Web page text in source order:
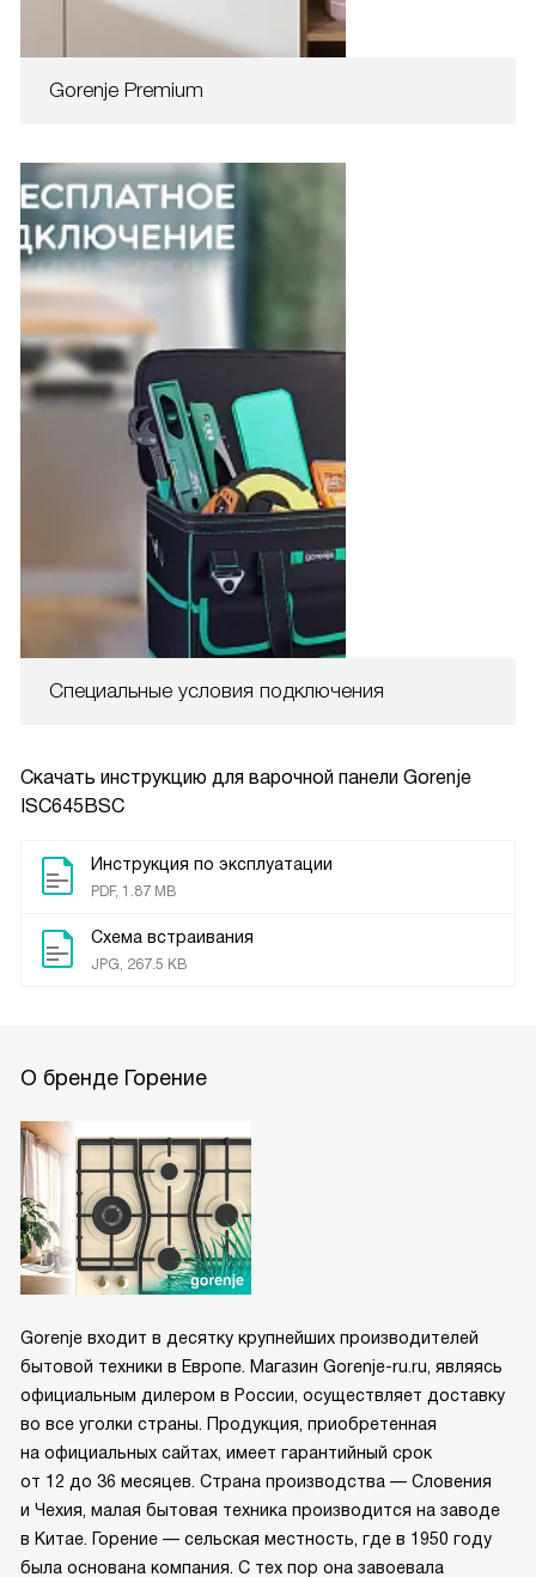
Gorenje Premium
Специальные условия подключения
Скачать инструкцию для варочной панели Gorenje
ISC645BSC
Инструкция по эксплуатации
PDF, 1.87 MB
Схема встраивания
JPG, 267.5 KB
О бренде Горение
Gorenje входит в десятку крупнейших производителей
бытовой техники в Европе. Магазин Gorenje-ru.ru, являясь
официальным дилером в России, осуществляет доставку
во все уголки страны. Продукция, приобретенная
на официальных сайтах, имеет гарантийный срок
от 12 до 36 месяцев. Страна производства — Словения
и Чехия, малая бытовая техника производится на заводе
в Китае. Горение — сельская местность, где в 1950 году
была основана компания. С тех пор она завоевала